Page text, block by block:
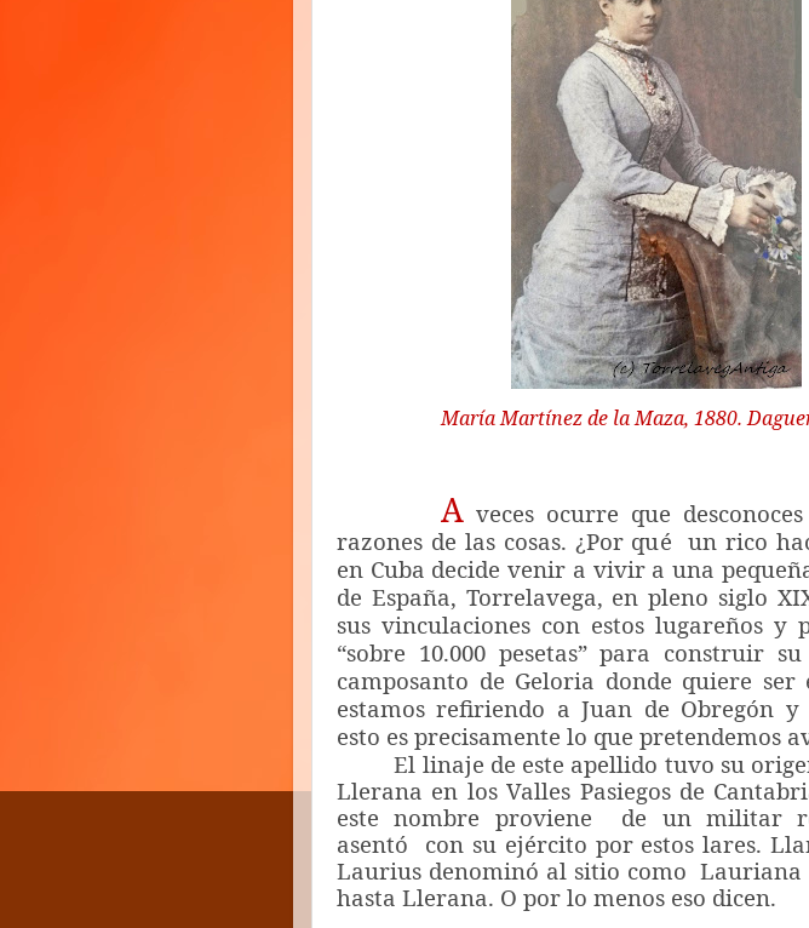
María Martínez de la Maza, 1880.
A veces ocurre que
razones de las cosas. ¿Por qué un rico
en Cuba decide venir a vivir a una
de España, Torrelavega, en pleno siglo
sus vinculaciones con estos lugareños y
“sobre 10.000 pesetas” para construir
camposanto de Geloria donde quiere ser
estamos refiriendo a Juan de Obregón
esto es precisamente lo que pretendemos
El linaje de este apellido tuvo su
Llerana en los Valles Pasiegos de
este nombre proviene de un militar
asentó con su ejército por estos lares.
Laurius denominó al sitio como Lauriana
hasta Llerana. O por lo menos eso dicen.